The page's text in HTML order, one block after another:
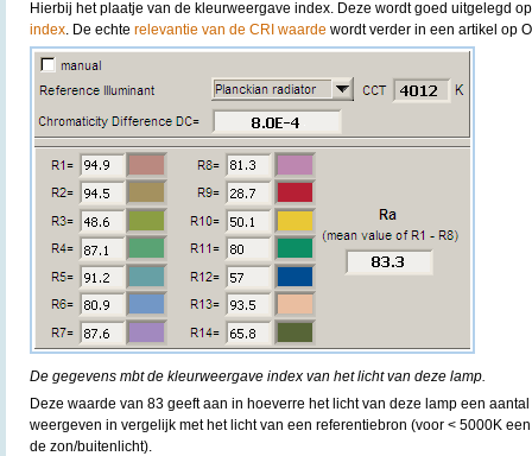
Hierbij het plaatje van de kleurweergave index. Deze wordt goed uitgelegd
index. De echte relevantie van de CRI waarde wordt verder in een artikel op
De gegevens mbt de kleurweergave index van het licht van deze lamp.
Deze waarde van 83 geeft aan in hoeverre het licht van deze lamp een
weergeven in vergelijk met het licht van een referentiebron (voor < 5000K
de zon/buitenlicht).